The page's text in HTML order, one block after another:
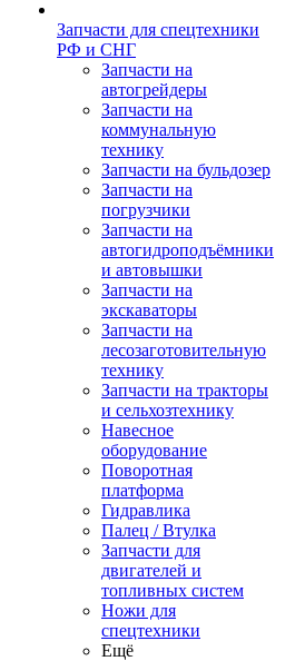
Запчасти для спецтехники
РФ и СНГ
Запчасти на
автогрейдеры
Запчасти на
коммунальную
технику
Запчасти на бульдозер
Запчасти на
погрузчики
Запчасти на
автогидроподъёмники
и автовышки
Запчасти на
экскаваторы
Запчасти на
лесозаготовительную
технику
Запчасти на тракторы
и сельхозтехнику
Навесное
оборудование
Поворотная
платформа
Гидравлика
Палец / Втулка
Запчасти для
двигателей и
топливных систем
Ножи для
спецтехники
Ещё